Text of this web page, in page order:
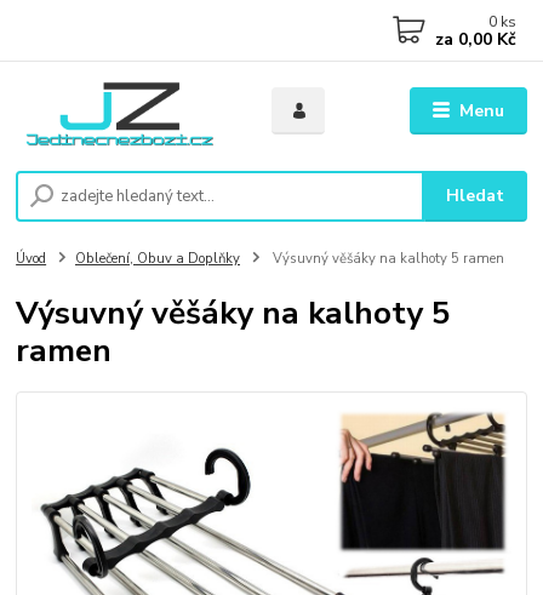
Menu
Hledat
0 ks
za 0,00 Kč
Úvod Oblečení, Obuv a Doplňky Výsuvný věšáky na kalhoty 5 ramen
Výsuvný věšáky na kalhoty 5
ramen